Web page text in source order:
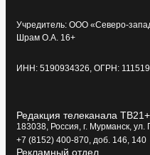
Учредитель: ООО «Северо-
Шрам О.А. 16+
ИНН: 5190934326, ОГРН:
Редакция телеканала ТВ21+
183038, Россия, г. Мурманск,
+7 (8152) 400-870, доб. 146, 140
Рекламный отдел